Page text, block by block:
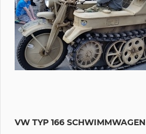
VW TYP 166 SCHWIMMWAGEN